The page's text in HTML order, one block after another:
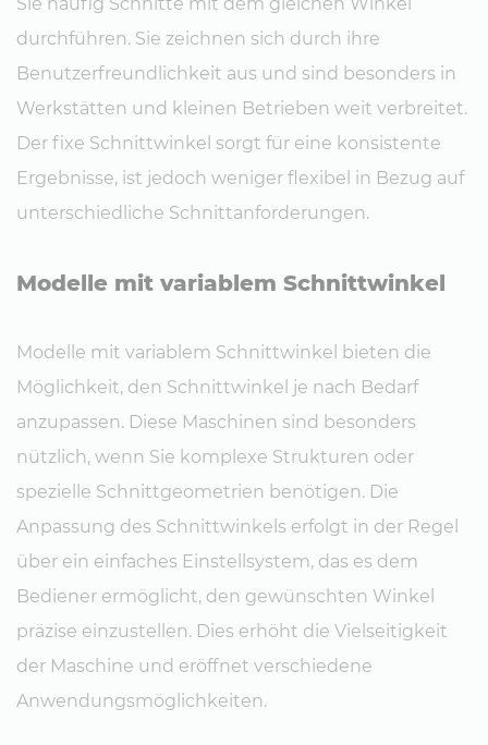
durchführen. Sie zeichnen sich durch ihre
Benutzerfreundlichkeit aus und sind besonders in
Werkstätten und kleinen Betrieben weit verbreitet.
Der fixe Schnittwinkel sorgt für eine konsistente
Ergebnisse, ist jedoch weniger flexibel in Bezug auf
unterschiedliche Schnittanforderungen.
Modelle mit variablem Schnitt­win­kel
Modelle mit variablem Schnittwinkel bieten die
Möglichkeit, den Schnittwinkel je nach Bedarf
anzupassen. Diese Maschinen sind besonders
nützlich, wenn Sie komplexe Strukturen oder
spezielle Schnittgeometrien benötigen. Die
Anpassung des Schnittwinkels erfolgt in der Regel
über ein einfaches Einstellsystem, das es dem
Bediener ermöglicht, den gewünschten Winkel
präzise einzustellen. Dies erhöht die Vielseitigkeit
der Maschine und eröffnet verschiedene
Anwendungsmöglichkeiten.